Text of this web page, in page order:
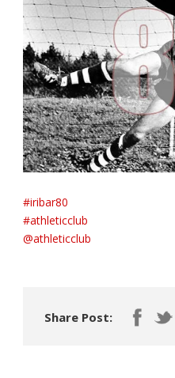
#iribar80
#athleticclub
@athleticclub
Share Post: